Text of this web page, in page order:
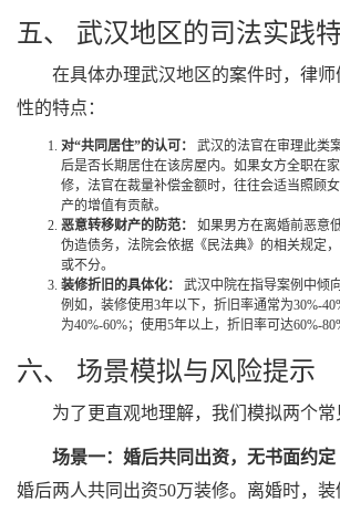
五、 武汉地区的司法实践
在具体办理武汉地区的案件时，律
性的特点：
对“共同居住”的认可：
武汉的法官在审理此类
后是否长期居住在该房屋内。如果女方全职在
修，法官在裁量补偿金额时，往往会适当照顾
产的增值有贡献。
恶意转移财产的防范：
如果男方在离婚前恶意
伪造债务，法院会依据《民法典》的相关规定
或不分。
装修折旧的具体化：
武汉中院在指导案例中倾
例如，装修使用3年以下，折旧率通常为30%-
为40%-60%；使用5年以上，折旧率可达60%-
六、 场景模拟与风险提示
为了更直观地理解，我们模拟两个常
场景一：婚后共同出资，无书面约定
婚后两人共同出资50万装修。离婚时，装